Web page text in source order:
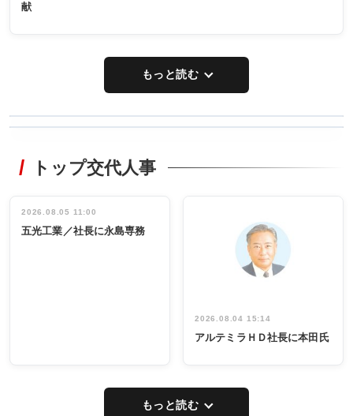
献
もっと読む
非鉄業界で
インタビュ
ー／社内ア
タックトレー
祝う 業界関
係者ら220人
出席
トップ交代人事
2026.08.05 11:00
五光工業／社長に永島専務
2026.08.04 15:14
アルテミラＨＤ社長に本田氏
もっと読む